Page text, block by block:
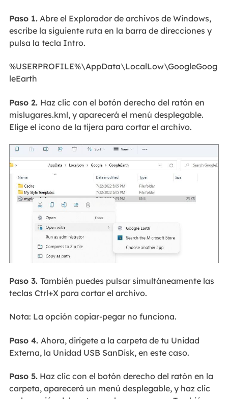
Paso 1.Abre el Explorador de archivos de Windows,
escribe la siguiente ruta en la barra de direcciones y
pulsa la tecla Intro.
%USERPROFILE%\AppData\LocalLow\GoogleGoog
leEarth
Paso 2. Haz clic con el botón derecho del ratón en
mislugares.kml, y aparecerá el menú desplegable.
Elige el icono de la tijera para cortar el archivo.
Paso 3. También puedes pulsar simultáneamente las
teclas Ctrl+X para cortar el archivo.
Nota: La opción copiar-pegar no funciona.
Paso 4. Ahora, dirígete a la carpeta de tu Unidad
Externa, la Unidad USB SanDisk, en este caso.
Paso 5.Haz clic con el botón derecho del ratón en la
carpeta, aparecerá un menú desplegable, y haz clic